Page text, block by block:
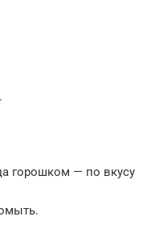
горошком — по вкусу